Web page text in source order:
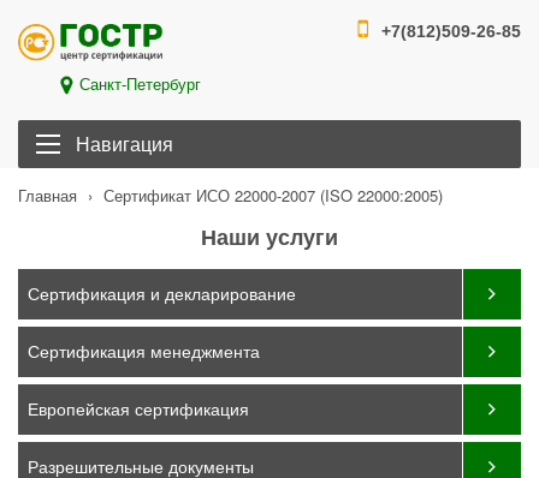
Санкт-Петербург
+7(812)509-26-85
Навигация
Главная › Сертификат ИСО 22000-2007 (ISO 22000:2005)
Наши услуги
Сертификация и декларирование
Сертификация менеджмента
Европейская сертификация
Разрешительные документы